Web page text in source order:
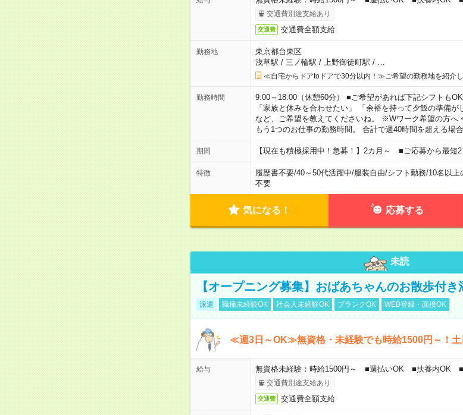
交通費別途支給あり
交通費 交通費全額支給
勤務地
東京都台東区
浅草駅 / 三ノ輪駅 / 上野御徒町駅 /
≪自宅からドアtoドアで30分以内！≫ご希望の勤務地を紹介し
勤務時間
9:00～18:00（休憩60分） ■ご希望があれば下記シフトも
「家族と休みを合わせたい」 「余裕を持って夕飯の準備が
など、ご希望を教えてくださいね。 ※Wワーク希望の方へ
もう1つのお仕事の勤務時間。 合計で週40時間を超える場
期間 【現在も積極採用中！急募！】2カ月～ ■ご応募から最短
特徴 履歴書不要/40～50代活躍中/服装自由/シフト勤務/10名以上
不要
気になる！ 応募する
未読
【オープニング募集】おばあちゃんのお散歩付
派遣 職種未経験OK 社会人未経験OK ブランクOK WEB登録・面接OK
≪週3日～OK≫無資格・未経験でも時給1500円～！土
給与 無資格未経験：時給1500円～ ■週払いOK ■扶養内OK ■
交通費別途支給あり
交通費 交通費全額支給